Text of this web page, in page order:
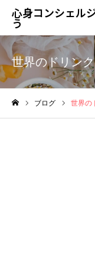
心身コンシェル
う
世界のドリンク
ブログ 世界の